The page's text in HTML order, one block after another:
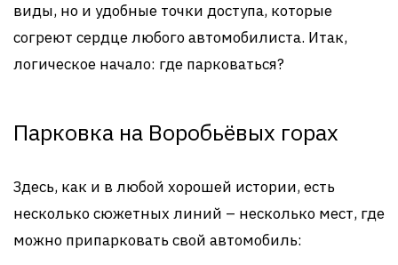
виды, но и удобные точки доступа, которые
согреют сердце любого автомобилиста. Итак,
логическое начало: где парковаться?
Парковка на Воробьёвых горах
Здесь, как и в любой хорошей истории, есть
несколько сюжетных линий – несколько мест, где
можно припарковать свой автомобиль: